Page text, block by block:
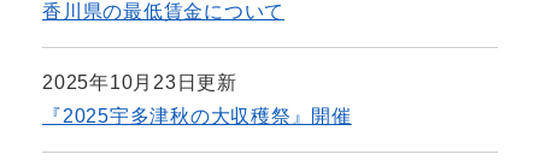
香川県の最低賃金について
2025年10月23日更新
『2025宇多津秋の大収穫祭』開催